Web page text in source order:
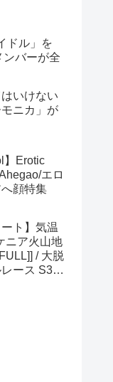
ドル」を
バーが全
いけない
モニカ」が
】Erotic
エロ
顔特集
ート】気温
/ 大脱
ース S3